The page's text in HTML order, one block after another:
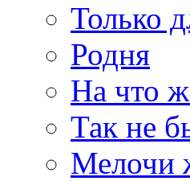
Только
Родня
На что
Так не
Мелочи